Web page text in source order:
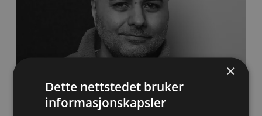
×
Dette nettstedet bruker
informasjonskapsler